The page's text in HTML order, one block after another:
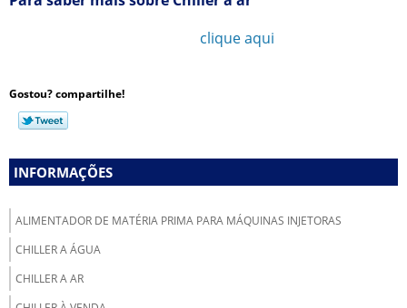
clique aqui
Gostou? compartilhe!
INFORMAÇÕES
ALIMENTADOR DE MATÉRIA PRIMA PARA MÁQUINAS INJETORAS
CHILLER A ÁGUA
CHILLER A AR